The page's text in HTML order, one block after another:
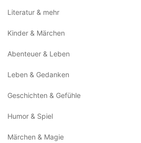
Literatur & mehr
Kinder & Märchen
Abenteuer & Leben
Leben & Gedanken
Geschichten & Gefühle
Humor & Spiel
Märchen & Magie